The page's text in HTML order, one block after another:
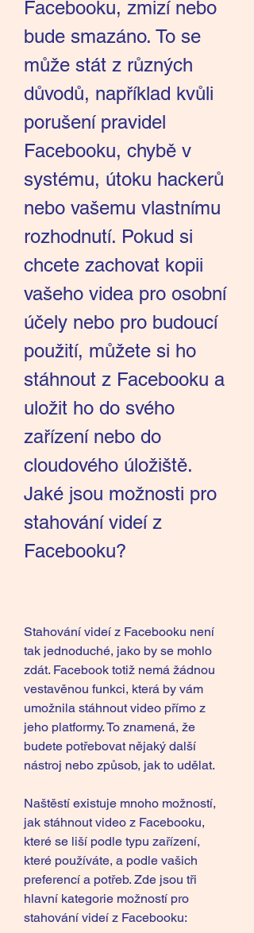
Facebooku, zmizí nebo
bude smazáno. To se
může stát z různých
důvodů, například kvůli
porušení pravidel
Facebooku, chybě v
systému, útoku hackerů
nebo vašemu vlastnímu
rozhodnutí. Pokud si
chcete zachovat kopii
vašeho videa pro osobní
účely nebo pro budoucí
použití, můžete si ho
stáhnout z Facebooku a
uložit ho do svého
zařízení nebo do
cloudového úložiště.
Jaké jsou možnosti pro
stahování videí z
Facebooku?
Stahování videí z Facebooku není
tak jednoduché, jako by se mohlo
zdát. Facebook totiž nemá žádnou
vestavěnou funkci, která by vám
umožnila stáhnout video přímo z
jeho platformy. To znamená, že
budete potřebovat nějaký další
nástroj nebo způsob, jak to udělat.
Naštěstí existuje mnoho možností,
jak stáhnout video z Facebooku,
které se liší podle typu zařízení,
které používáte, a podle vašich
preferencí a potřeb. Zde jsou tři
hlavní kategorie možností pro
stahování videí z Facebooku: